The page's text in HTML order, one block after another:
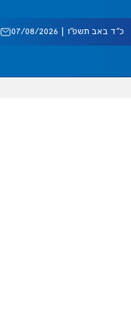
כ"ד באב תשפ"ו | 07/08/2026